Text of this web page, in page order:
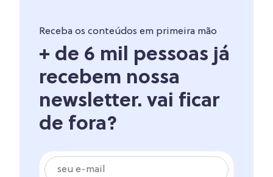
Receba os conteúdos em primeira mão
+ de 6 mil pessoas já
recebem nossa
newsletter. vai ficar
de fora?